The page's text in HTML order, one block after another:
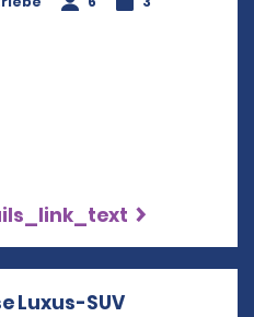
Luxus-SUV